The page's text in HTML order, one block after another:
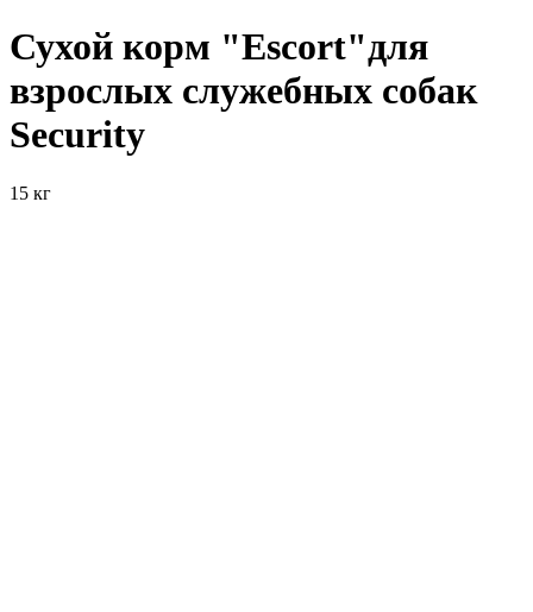
Сухой корм "Escort"для
взрослых служебных собак
Security
15 кг